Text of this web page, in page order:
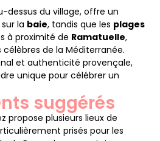
dessus du village, offre un
la baie, tandis que les plages
à proximité de Ramatuelle,
de la Méditerranée.
et authenticité provençale,
unique pour célébrer un
suggérés
propose plusieurs lieux de
prisés pour les